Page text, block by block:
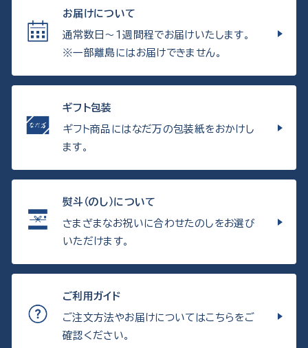
お届けについて
通常数日〜1週間程でお届けいたします。
※一部離島にはお届けできません。
ギフト包装
ギフト商品にはなだ万の包装紙をおかけし
ます。
熨斗（のし）について
さまざまなお祝いに合わせたのしをお選び
いただけます。
ご利用ガイド
ご注文方法やお届けについてはこちらをご
確認ください。